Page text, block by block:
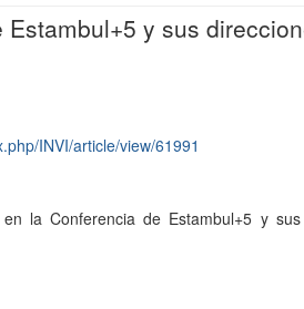
y sus
INVI/article/view/61991
la Conferencia de Estambul+5 y